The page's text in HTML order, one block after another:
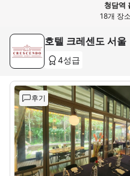
청담역
18개 장
호텔 크레센도 서울
4성급
후기